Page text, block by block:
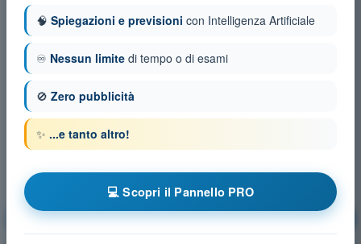
Meteorologia Allenamento!
🧠 Spiegazioni e previsioni con Intelligenza Artificiale
♾️ Nessun limite di tempo o di esami
🚫 Zero pubblicità
✨ ...e tanto altro!
💻 Scopri il Pannello PRO